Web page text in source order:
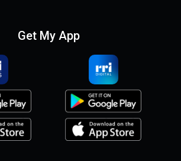
Get My App